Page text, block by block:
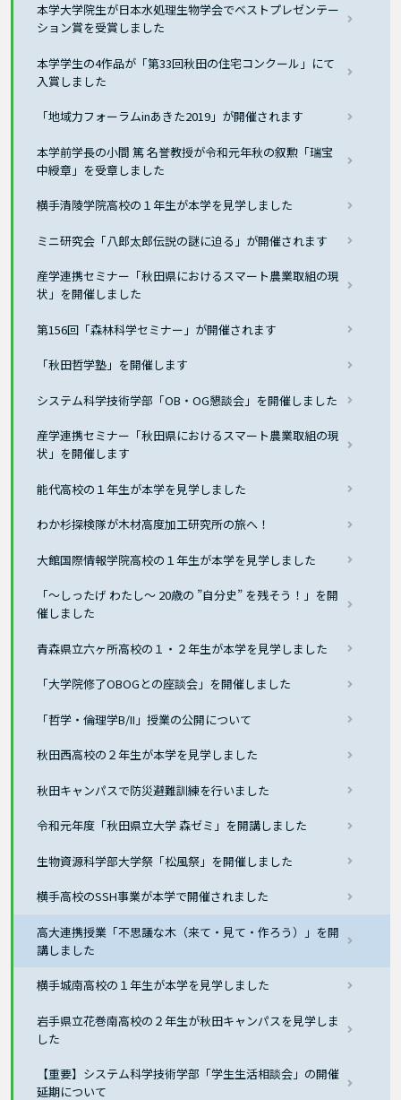
本学大学院生が日本水処理生物学会でベストプレゼンテー
ション賞を受賞しました
本学学生の4作品が「第33回秋田の住宅コンクール」にて
入賞しました
「地域力フォーラムinあきた2019」が開催されます
本学前学長の小間 篤 名誉教授が令和元年秋の叙勲「瑞宝
中綬章」を受章しました
横手清陵学院高校の１年生が本学を見学しました
ミニ研究会「八郎太郎伝説の謎に迫る」が開催されます
産学連携セミナー「秋田県におけるスマート農業取組の現
状」を開催しました
第156回「森林科学セミナー」が開催されます
「秋田哲学塾」を開催します
システム科学技術学部「OB・OG懇談会」を開催しました
産学連携セミナー「秋田県におけるスマート農業取組の現
状」を開催します
能代高校の１年生が本学を見学しました
わか杉探検隊が木材高度加工研究所の旅へ！
大館国際情報学院高校の１年生が本学を見学しました
「～しったげ わたし～ 20歳の ”自分史” を残そう！」を開
催しました
青森県立六ヶ所高校の１・２年生が本学を見学しました
「大学院修了OBOGとの座談会」を開催しました
「哲学・倫理学B/II」授業の公開について
秋田西高校の２年生が本学を見学しました
秋田キャンパスで防災避難訓練を行いました
令和元年度「秋田県立大学 森ゼミ」を開講しました
生物資源科学部大学祭「松風祭」を開催しました
横手高校のSSH事業が本学で開催されました
高大連携授業「不思議な木（来て・見て・作ろう）」を開
講しました
横手城南高校の１年生が本学を見学しました
岩手県立花巻南高校の２年生が秋田キャンパスを見学しま
した
【重要】システム科学技術学部「学生生活相談会」の開催
延期について